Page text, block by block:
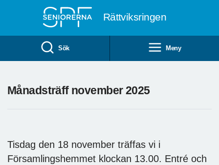
Rättviksringen
Sök Meny
Månadsträff november 2025
Tisdag den 18 november träffas vi i
Församlingshemmet klockan 13.00. Entré och